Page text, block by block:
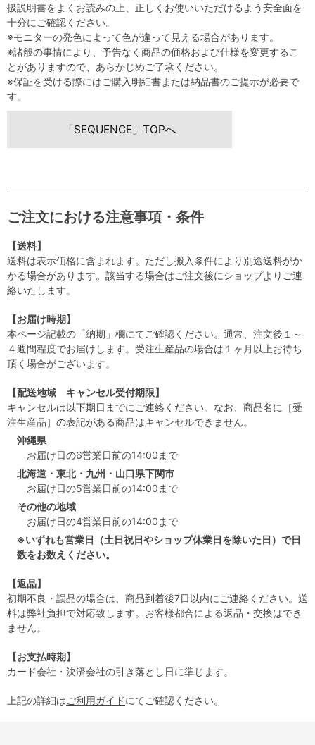
扱説明書をよくお読みの上、正しくお使いいただけるよう安全面を
十分にご確認ください。
※モニターの発色によって色が違って見える場合があります。
※諸般の事情により、予告なく商品の価格および仕様を変更するこ
とがありますので、あらかじめご了承ください。
※保証を受ける際にはご購入明細書または納品書のご提示が必要で
す。
「SEQUENCE」TOPへ
ご注文における注意事項・条件
【送料】
送料は表示価格に含まれます。ただし搬入条件により別途送料がか
かる場合があります。該当する場合はご注文後にショップよりご連
絡いたします。
【お届け時期】
本ページ記載の「納期」欄にてご確認ください。通常、注文後１～
４週間程度でお届けします。受注生産品の場合は１ヶ月以上お待ち
頂く場合がございます。
【配送地域 キャンセル受付期限】
キャンセルは以下期日までにご連絡ください。なお、商品名に［受
注生産品］の表記がある商品はキャンセルできません。
沖縄県
お届け日の6営業日前の14:00まで
北海道・東北・九州・山口県下関市
お届け日の5営業日前の14:00まで
その他の地域
お届け日の4営業日前の14:00まで
※いずれも営業日（土日祝日やショップ休業日を除いた日）で日
数をお数えください。
【返品】
初期不良・誤品の場合は、商品到着後7日以内にご連絡ください。送
料は弊社負担で対応致します。お客様都合による返品・交換はでき
ません。
【お支払時期】
カード会社・決済会社の引き落とし日に準じます。
上記の詳細はご利用ガイドにてご確認ください。